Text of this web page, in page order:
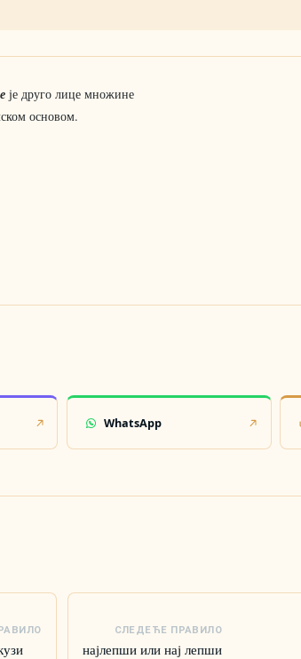
је друго лице множине
основом.
WhatsApp
СЛЕДЕЋЕ ПРАВИЛО
најлепши или нај лепши